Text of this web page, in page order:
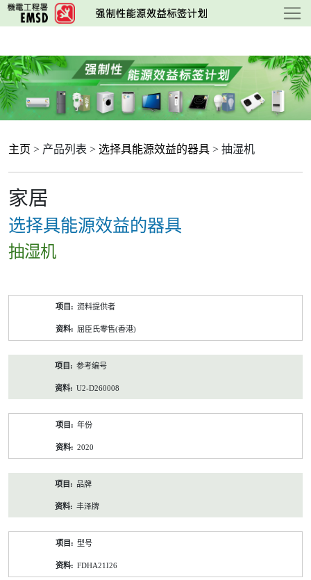
跳
至
要
内
容
主页 > 产品列表 > 选择具能源效益的器具 > 抽湿机
家居
选择具能源效益的器具
抽湿机
资料提供者
屈臣氏零售(香港)
参考编号
U2-D260008
年份
2020
品牌
丰泽牌
型号
FDHA21I26